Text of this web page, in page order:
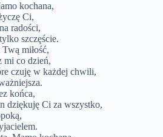
kochana,
Ci,
radości,
szczęście.
miłość,
mi co dzień,
czuję w każdej chwili,
końca,
dziękuję Ci za wszystko,